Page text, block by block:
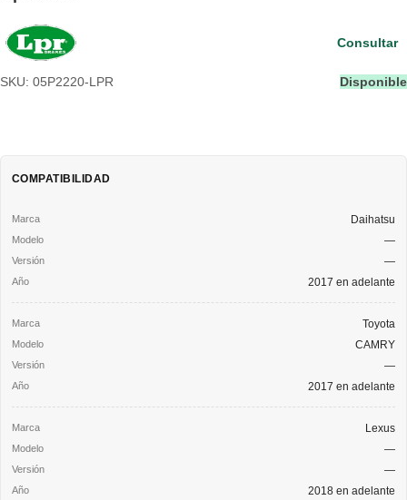
SKU: 05P2220-LPR Disponible
Consultar
COMPATIBILIDAD
Daihatsu
—
—
2017 en adelante
Toyota
CAMRY
—
2017 en adelante
Lexus
—
—
2018 en adelante